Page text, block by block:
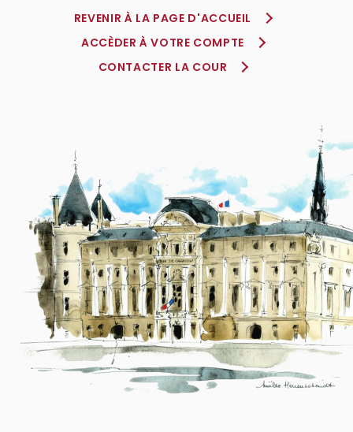
REVENIR À LA PAGE D'ACCUEIL
ACCÈDER À VOTRE COMPTE
CONTACTER LA COUR